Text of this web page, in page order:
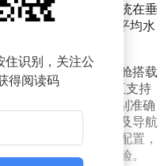
测试数据显示，该系统在垂
位泊入时间较行业平均水
。小米澎湃智能座舱搭载
机提升2倍，语音交互支持
仍能保持98%的识别准确
音娱乐、空调温度及导航
特别设计的舒适性配置，
一步提升了驾乘体验。
住识别，关注公
得阅读码